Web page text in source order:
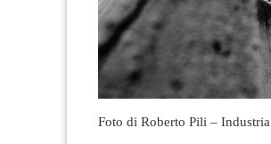
Foto di Roberto Pili – Industria